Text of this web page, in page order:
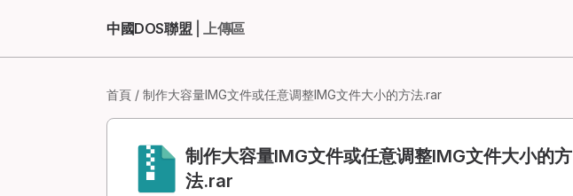
中國DOS聯盟 | 上傳區
首頁 / 制作大容量IMG文件或任意调整IMG文件大小的方法.rar
制作大容量IMG文件或任意调整IMG文件大小的方
法.rar